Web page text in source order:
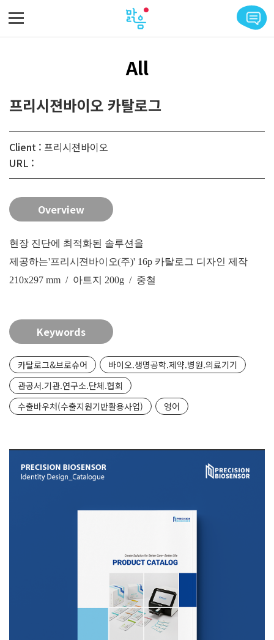
All
프리시젼바이오 카탈로그
Client : 프리시젼바이오
URL :
Overview
현장 진단에 최적화된 솔루션을
제공하는'프리시젼바이오(주)' 16p 카탈로그 디자인 제작
210x297 mm / 아트지 200g / 중철
Keywords
카탈로그&브로슈어
바이오.생명공학.제약.병원.의료기기
관공서.기관.연구소.단체.협회
수출바우처(수출지원기반활용사업)
영어